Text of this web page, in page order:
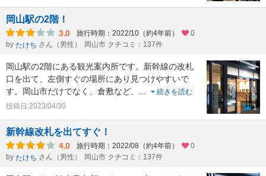
岡山駅の2階！
3.0 旅行時期：2022/10（約4年前）
0
by たけち さん（男性） 岡山市 クチコミ：137件
岡山駅の2階にある観光案内所です。新幹線の改札
口を出て、左側すぐの場所にあり見つけやすいで
す。岡山市だけでなく、倉敷など、 ...
続きを読む
投稿日:2023/04/30
1
新幹線改札を出てすぐ！
4.0 旅行時期：2022/08（約4年前）
0
by たけち さん（男性） 岡山市 クチコミ：137件